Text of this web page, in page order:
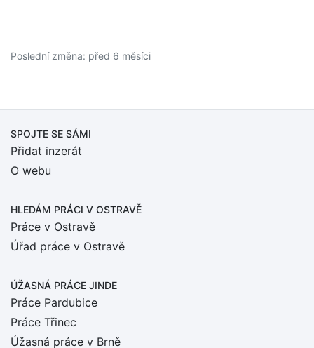
Poslední změna: před 6 měsíci
SPOJTE SE SÁMI
Přidat inzerát
O webu
HLEDÁM PRÁCI V OSTRAVĚ
Práce v Ostravě
Úřad práce v Ostravě
ÚŽASNÁ PRÁCE JINDE
Práce Pardubice
Práce Třinec
Úžasná práce v Brně